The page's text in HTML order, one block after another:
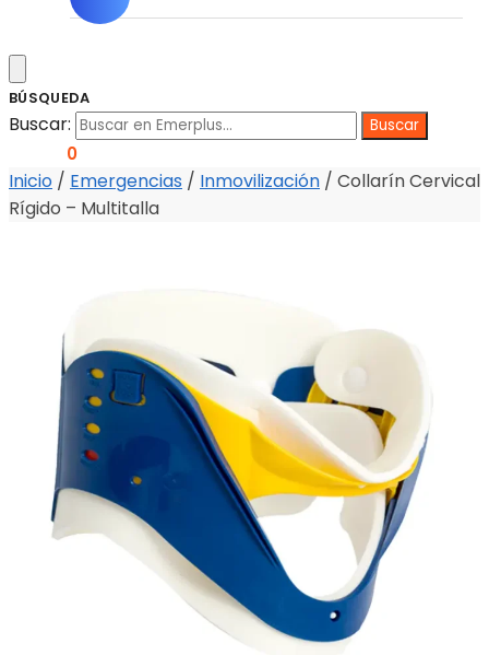
BÚSQUEDA
Buscar:
0
Inicio / Emergencias / Inmovilización / Collarín Cervical
Rígido – Multitalla